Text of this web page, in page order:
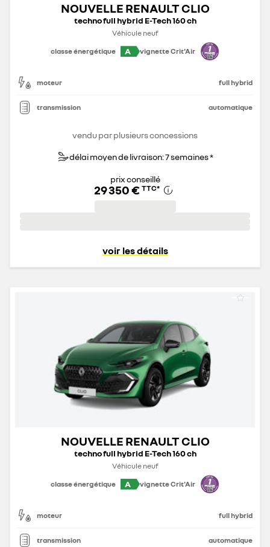
NOUVELLE RENAULT CLIO
techno full hybrid E-Tech 160 ch
Véhicule neuf
classe énergétique
A vignette Crit'Air
moteur full hybrid
transmission automatique
vendu par plusieurs concessions
délai moyen de livraison: 7 semaines *
prix conseillé
29 350 € TTC*
voir les détails
NOUVELLE RENAULT CLIO
techno full hybrid E-Tech 160 ch
Véhicule neuf
classe énergétique
A vignette Crit'Air
moteur full hybrid
transmission automatique